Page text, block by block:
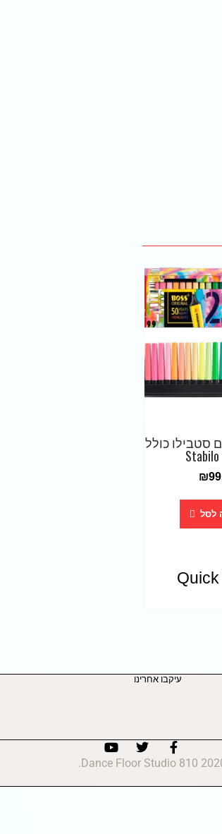
סטבילו כולל
₪
לסל
עיקבו אחרינו